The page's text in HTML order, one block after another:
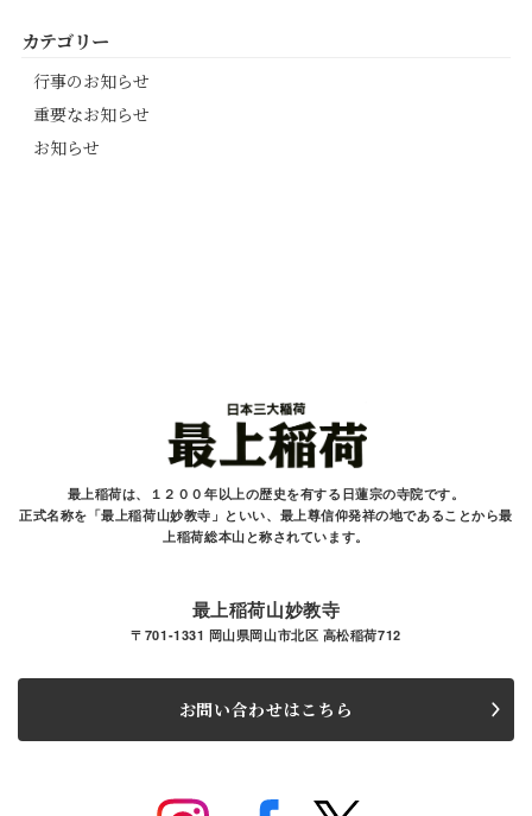
カテゴリー
行事のお知らせ
重要なお知らせ
お知らせ
最上稲荷は、１２００年以上の歴史を有する 日蓮宗の寺院です。
正式名称を「最上稲荷山妙教寺」といい、最上尊信仰発祥の地であることから最
上稲荷総本山と称されています。
最上稲荷山妙教寺
〒701-1331 岡山県岡山市北区 高松稲荷712
お問い合わせはこちら